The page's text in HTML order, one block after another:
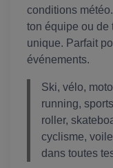
conditions
ton équipe ou de
unique. Parfait
événements.
Ski, vélo,
running,
roller,
cyclisme,
dans toutes